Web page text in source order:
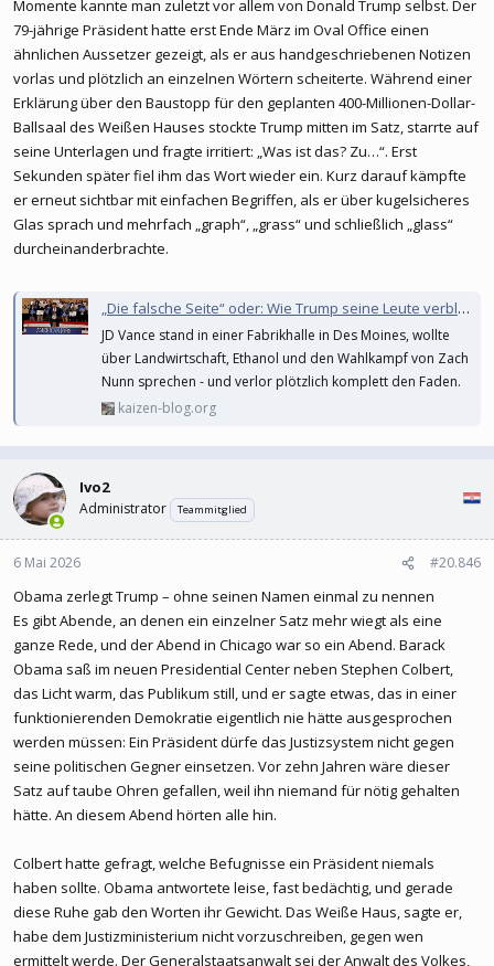
Momente kannte man zuletzt vor allem von Donald Trump selbst. Der
79-jährige Präsident hatte erst Ende März im Oval Office einen
ähnlichen Aussetzer gezeigt, als er aus handgeschriebenen Notizen
vorlas und plötzlich an einzelnen Wörtern scheiterte. Während einer
Erklärung über den Baustopp für den geplanten 400-Millionen-Dollar-
Ballsaal des Weißen Hauses stockte Trump mitten im Satz, starrte auf
seine Unterlagen und fragte irritiert: „Was ist das? Zu…“. Erst
Sekunden später fiel ihm das Wort wieder ein. Kurz darauf kämpfte
er erneut sichtbar mit einfachen Begriffen, als er über kugelsicheres
Glas sprach und mehrfach „graph“, „grass“ und schließlich „glass“
durcheinanderbrachte.
„Die falsche Seite“ oder: Wie Trump seine Leute verblödet
JD Vance stand in einer Fabrikhalle in Des Moines, wollte
über Landwirtschaft, Ethanol und den Wahlkampf von Zach
Nunn sprechen - und verlor plötzlich komplett den Faden.
kaizen-blog.org
Ivo2
Administrator Teammitglied
6 Mai 2026 #20.846
Obama zerlegt Trump – ohne seinen Namen einmal zu nennen
Es gibt Abende, an denen ein einzelner Satz mehr wiegt als eine
ganze Rede, und der Abend in Chicago war so ein Abend. Barack
Obama saß im neuen Presidential Center neben Stephen Colbert,
das Licht warm, das Publikum still, und er sagte etwas, das in einer
funktionierenden Demokratie eigentlich nie hätte ausgesprochen
werden müssen: Ein Präsident dürfe das Justizsystem nicht gegen
seine politischen Gegner einsetzen. Vor zehn Jahren wäre dieser
Satz auf taube Ohren gefallen, weil ihn niemand für nötig gehalten
hätte. An diesem Abend hörten alle hin.
Colbert hatte gefragt, welche Befugnisse ein Präsident niemals
haben sollte. Obama antwortete leise, fast bedächtig, und gerade
diese Ruhe gab den Worten ihr Gewicht. Das Weiße Haus, sagte er,
habe dem Justizministerium nicht vorzuschreiben, gegen wen
ermittelt werde. Der Generalstaatsanwalt sei der Anwalt des Volkes,